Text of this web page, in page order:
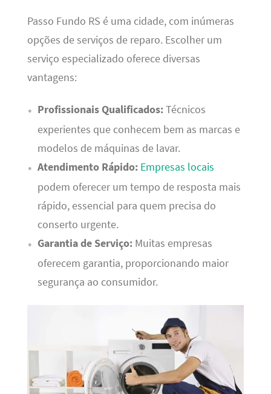
Passo Fundo RS é uma cidade, com inúmeras
opções de serviços de reparo. Escolher um
serviço especializado oferece diversas
vantagens:
Profissionais Qualificados:Técnicos
experientes que conhecem bem as marcas e
modelos de máquinas de lavar.
Atendimento Rápido: Empresas locais
podem oferecer um tempo de resposta mais
rápido, essencial para quem precisa do
conserto urgente.
Garantia de Serviço:Muitas empresas
oferecem garantia, proporcionando maior
segurança ao consumidor.